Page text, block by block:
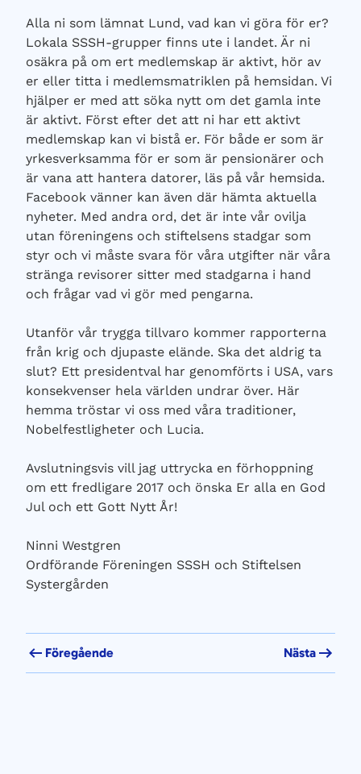
Alla ni som lämnat Lund, vad kan vi göra för er?
Lokala SSSH-grupper finns ute i landet. Är ni
osäkra på om ert medlemskap är aktivt, hör av
er eller titta i medlemsmatriklen på hemsidan. Vi
hjälper er med att söka nytt om det gamla inte
är aktivt. Först efter det att ni har ett aktivt
medlemskap kan vi bistå er. För både er som är
yrkesverksamma för er som är pensionärer och
är vana att hantera datorer, läs på vår hemsida.
Facebook vänner kan även där hämta aktuella
nyheter. Med andra ord, det är inte vår ovilja
utan föreningens och stiftelsens stadgar som
styr och vi måste svara för våra utgifter när våra
stränga revisorer sitter med stadgarna i hand
och frågar vad vi gör med pengarna.
Utanför vår trygga tillvaro kommer rapporterna
från krig och djupaste elände. Ska det aldrig ta
slut? Ett presidentval har genomförts i USA, vars
konsekvenser hela världen undrar över. Här
hemma tröstar vi oss med våra traditioner,
Nobelfestligheter och Lucia.
Avslutningsvis vill jag uttrycka en förhoppning
om ett fredligare 2017 och önska Er alla en God
Jul och ett Gott Nytt År!
Ninni Westgren
Ordförande Föreningen SSSH och Stiftelsen
Systergården
Föregående Nästa